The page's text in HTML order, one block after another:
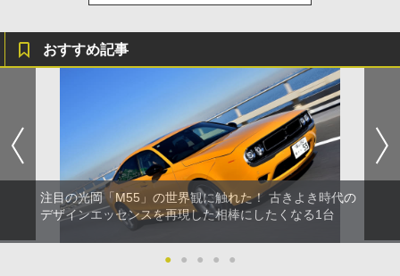
おすすめ記事
注目の光岡「M55」の世界観に触れた！ 古きよき時代の
デザインエッセンスを再現した相棒にしたくなる1台
● ● ● ● ●